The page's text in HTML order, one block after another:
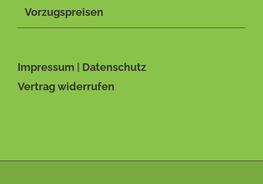
Vorzugspreisen
Impressum
Datenschutz
Vertrag widerrufen